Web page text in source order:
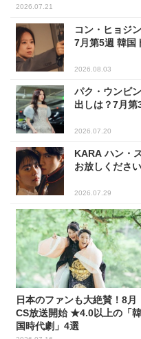
2026.07.21
コン・ヒョジ
7月第5週 韓国
2026.08.03
パク・ウンビ
出しは？7月
2026.07.20
KARA ハン・
お放しくださ
2026.07.29
日本のファンも大絶賛！8月
CS放送開始 ★4.0以上の「韓
国時代劇」4選